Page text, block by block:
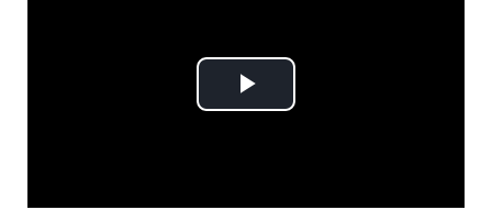
Play